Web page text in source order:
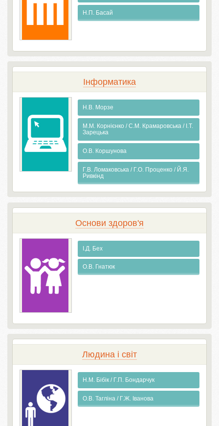
Н.П. Басай
Інформатика
Н.В. Морзе
М.М. Корнієнко / С.М. Крамаровська / І.Т.
Зарецька
О.В. Коршунова
Г.В. Ломаковська / Г.О. Проценко / Й.Я.
Ривкінд
Основи здоров'я
І.Д. Бех
О.В. Гнaтюк
Людина і світ
Н.М. Бібік / Г.П. Бондарчук
О.В. Тагліна / Г.Ж. Іванова